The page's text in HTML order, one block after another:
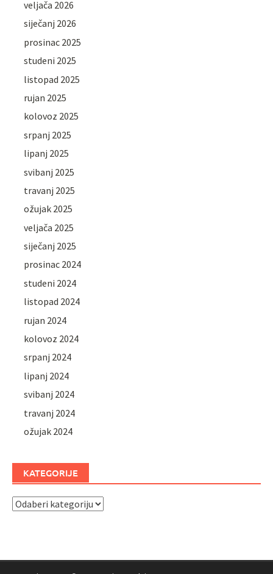
veljača 2026
siječanj 2026
prosinac 2025
studeni 2025
listopad 2025
rujan 2025
kolovoz 2025
srpanj 2025
lipanj 2025
svibanj 2025
travanj 2025
ožujak 2025
veljača 2025
siječanj 2025
prosinac 2024
studeni 2024
listopad 2024
rujan 2024
kolovoz 2024
srpanj 2024
lipanj 2024
svibanj 2024
travanj 2024
ožujak 2024
KATEGORIJE
Kategorije